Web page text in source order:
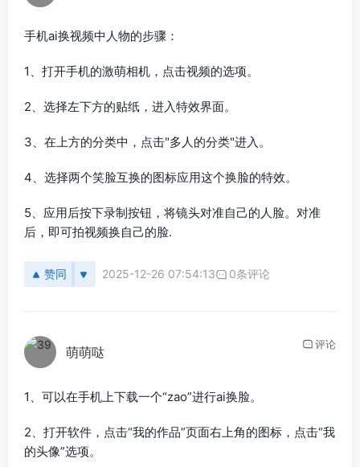
手机ai换视频中人物的步骤：
1、打开手机的激萌相机，点击视频的选项。
2、选择左下方的贴纸，进入特效界面。
3、在上方的分类中，点击"多人的分类"进入。
4、选择两个笑脸互换的图标应用这个换脸的特效。
5、应用后按下录制按钮，将镜头对准自己的人脸。对准
后，即可拍视频换自己的脸.
赞同 2025-12-26 07:54:13 0条评论
萌萌哒 评论
1、可以在手机上下载一个“zao”进行ai换脸。
2、打开软件，点击“我的作品”页面右上角的图标，点击“我
的头像”选项。